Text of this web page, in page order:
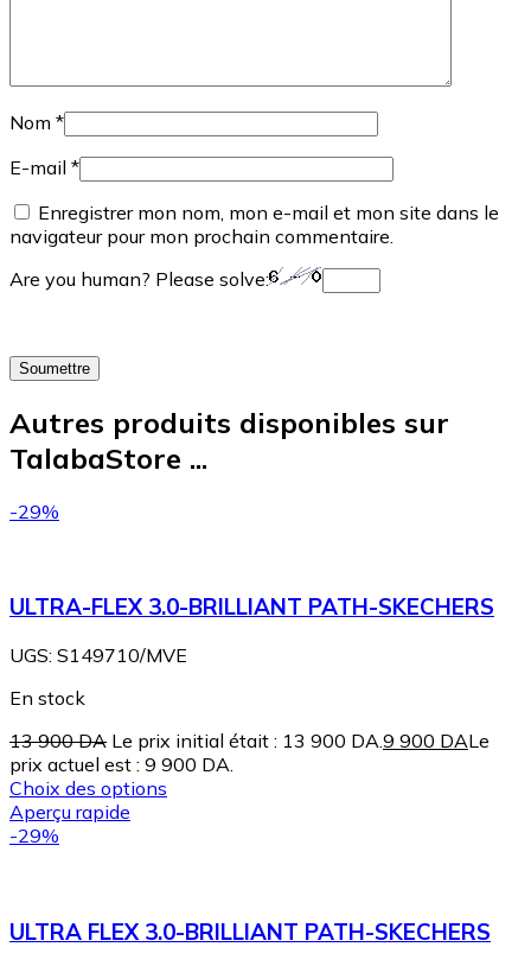
Nom *
E-mail *
Enregistrer mon nom, mon e-mail et mon site dans le
navigateur pour mon prochain commentaire.
Are you human? Please solve:
Autres produits disponibles sur
TalabaStore ...
-29%
ULTRA-FLEX 3.0-BRILLIANT PATH-SKECHERS
UGS: S149710/MVE
En stock
13 900DA Le prix initial était : 13 900 DA.9 900 DALe
prix actuel est : 9 900 DA.
Choix des options
Aperçu rapide
-29%
ULTRA FLEX 3.0-BRILLIANT PATH-SKECHERS